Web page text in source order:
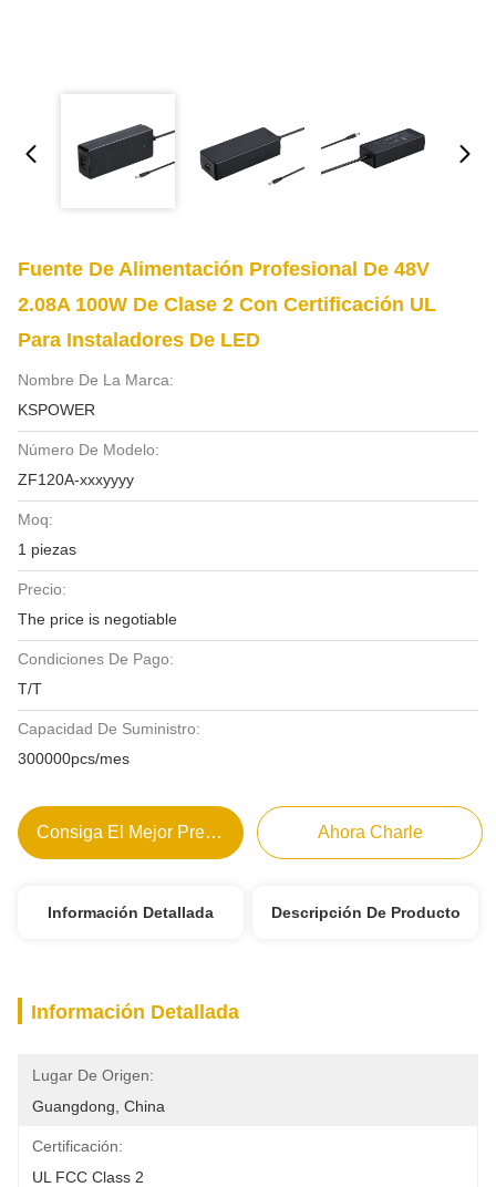
Fuente De Alimentación Profesional De 48V
2.08A 100W De Clase 2 Con Certificación UL
Para Instaladores De LED
Nombre De La Marca:
KSPOWER
Número De Modelo:
ZF120A-xxxyyyy
Moq:
1 piezas
Precio:
The price is negotiable
Condiciones De Pago:
T/T
Capacidad De Suministro:
300000pcs/mes
Consiga El Mejor Precio Ahora Charle
Información Detallada Descripción De Producto
Información Detallada
Lugar De Origen:
Guangdong, China
Certificación:
UL FCC Class 2